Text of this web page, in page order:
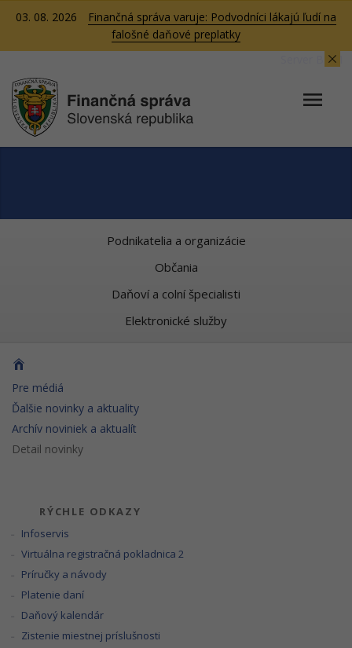
03. 08. 2026
Finančná správa varuje: Podvodníci lákajú ľudí na
falošné daňové preplatky
Server BB01
Podnikatelia a organizácie
Občania
Daňoví a colní špecialisti
Elektronické služby
Pre médiá
Ďalšie novinky a aktuality
Archív noviniek a aktualít
Detail novinky
RÝCHLE ODKAZY
Infoservis
Virtuálna registračná pokladnica 2
Príručky a návody
Platenie daní
Daňový kalendár
Zistenie miestnej príslušnosti